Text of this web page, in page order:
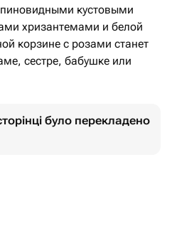
кустовыми
хризантемами и белой
корзине с розами станет
сестре, бабушке или
було перекладено